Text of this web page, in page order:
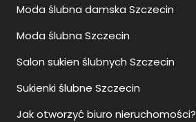
Moda ślubna damska Szczecin
Moda ślubna Szczecin
Salon sukien ślubnych Szczecin
Sukienki ślubne Szczecin
Jak otworzyć biuro nieruchomości?